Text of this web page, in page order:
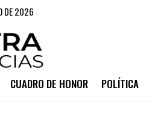
DE 2026
CUADRO DE HONOR POLÍTICA